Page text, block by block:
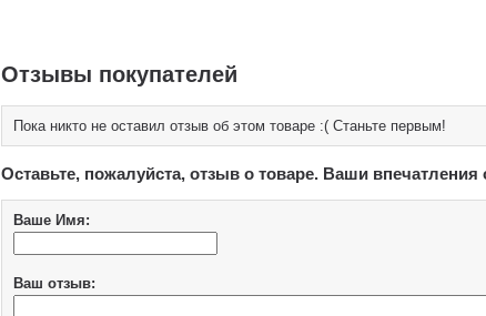
Отзывы покупателей
Пока никто не оставил отзыв об этом товаре :( Станьте первым!
Оставьте, пожалуйста, отзыв о товаре. Ваши
Ваше Имя:
Ваш отзыв: